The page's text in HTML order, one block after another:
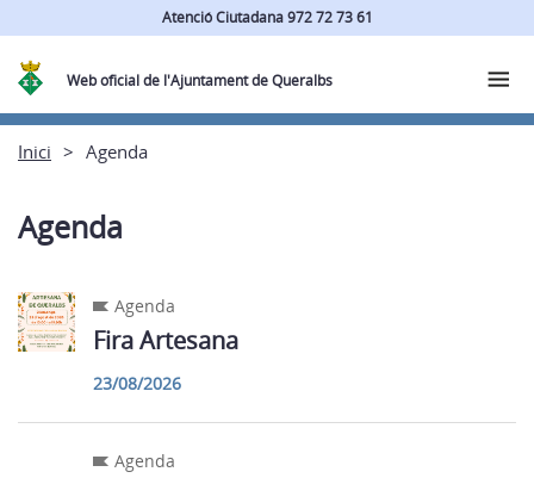
Atenció Ciutadana 972 72 73 61
Web oficial de l'Ajuntament de Queralbs
Inici Agenda
Agenda
Agenda
Fira Artesana
23/08/2026
Agenda